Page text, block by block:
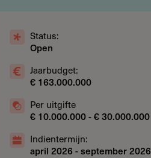
Status:
Open
Jaarbudget:
€ 163.000.000
Per uitgifte
€ 10.000.000 - € 30.000.000
Indientermijn:
april 2026 -september 2026